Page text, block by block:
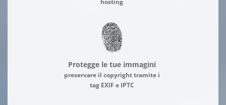
Protegge le tue immagini
preservare il copyright tramite i
tag EXIF e IPTC